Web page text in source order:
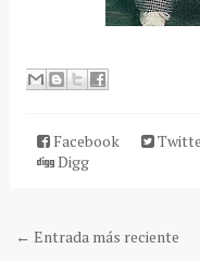
Facebook
Digg
← Entrada más reciente